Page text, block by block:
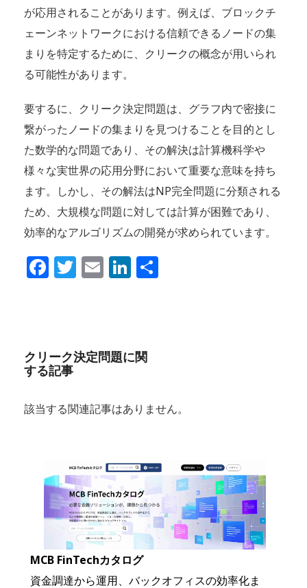
が応用されることがあります。例えば、ブロックチ
ェーンネットワークにおける信頼できるノードの集
まりを特定するために、クリークの概念が用いられ
る可能性があります。
要するに、クリーク決定問題は、グラフ内で密接に
繋がったノードの集まりを見つけることを目的とし
た数学的な問題であり、その解決は計算機科学や
様々な実世界の応用分野において重要な意味を持ち
ます。しかし、その解法はNP完全問題に分類される
ため、大規模な問題に対しては計算が困難であり、
効率的なアルゴリズムの開発が求められています。
Facebook
Twitter
EmailLinkedIn
クリーク決定問題に関
する記事
該当する関連記事はありません。
MCB FinTechカタログ
資金調達から運用、バックオフィスの効率化ま